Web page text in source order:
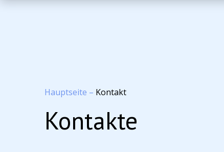
Hauptseite – Kontakt
Kontakte